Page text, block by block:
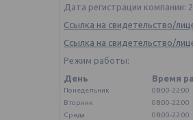
Дата регистрации компании:
Ссылка на свидетельство/
Ссылка на свидетельство/
Режим работы:
День
Время
Понедельник
08:00-22:00
Вторник
08:00-22:00
Среда
08:00-22:00